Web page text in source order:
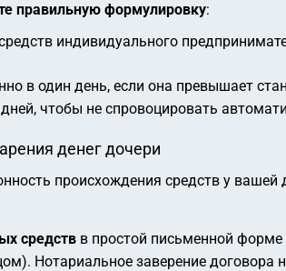
правильную формулировку:
индивидуального
в один день, если она превышает
чтобы не спровоцировать
денег дочери
происхождения средств у
средств в простой письменной
Нотариальное заверение договора